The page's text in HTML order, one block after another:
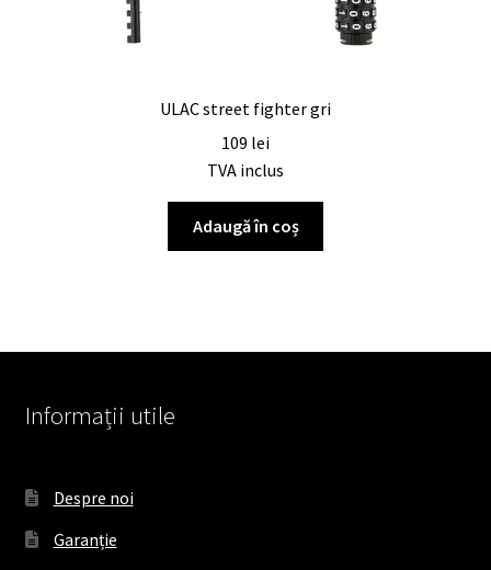
ULAC street fighter gri
109 lei
TVA inclus
Adaugă în coș
Informații utile
Despre noi
Garanție